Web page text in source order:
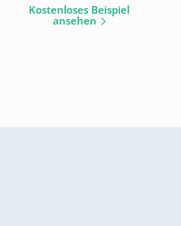
Kostenloses Beispiel
ansehen